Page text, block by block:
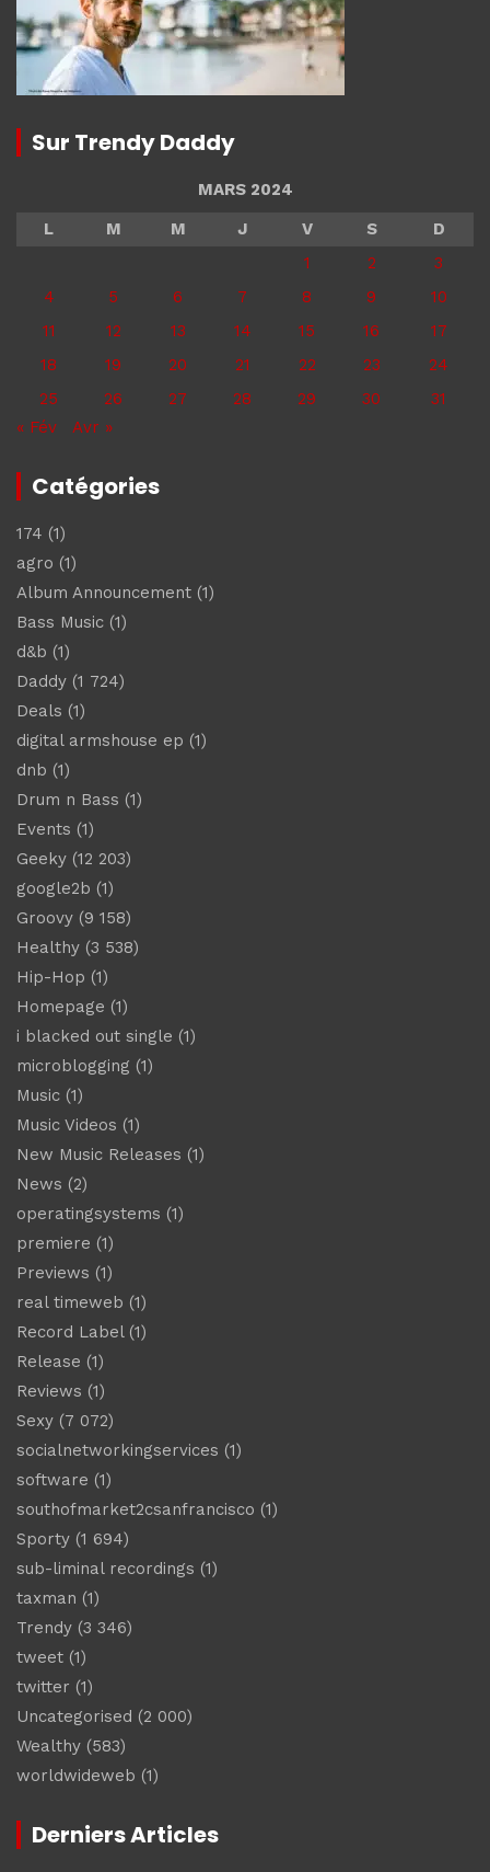
Sur Trendy Daddy
MARS 2024
L
M M J V S
D
1
2
3
4
5 6 7 8 9
10
11
12 13 14 15 16
17
18
19 20 21 22 23
24
25
26 27 28 29 30
31
« Fév
Avr »
Catégories
174 (1)
agro (1)
Album Announcement (1)
Bass Music (1)
d&b (1)
Daddy (1 724)
Deals (1)
digital armshouse ep (1)
dnb (1)
Drum n Bass (1)
Events (1)
Geeky (12 203)
google2b (1)
Groovy (9 158)
Healthy (3 538)
Hip-Hop (1)
Homepage (1)
i blacked out single (1)
microblogging (1)
Music (1)
Music Videos (1)
New Music Releases (1)
News (2)
operatingsystems (1)
premiere (1)
Previews (1)
real timeweb (1)
Record Label(1)
Release (1)
Reviews (1)
Sexy (7 072)
socialnetworkingservices (1)
software (1)
southofmarket2csanfrancisco (1)
Sporty (1 694)
sub-liminal recordings (1)
taxman (1)
Trendy (3 346)
tweet (1)
twitter (1)
Uncategorised (2 000)
Wealthy (583)
worldwideweb (1)
Derniers Articles